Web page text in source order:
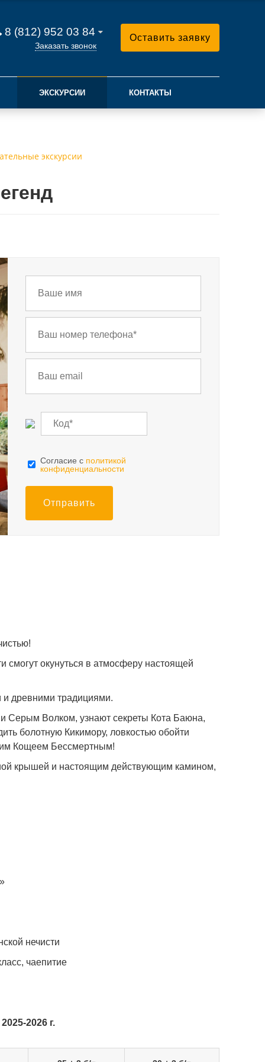
8 (812) 952 03 84
Заказать звонок
Оставить заявку
ЭКСКУРСИИ КОНТАКТЫ
экскурсии
Cогласие с политикой
конфиденциальности
Отправить
смогут окунуться в атмосферу настоящей
древними традициями.
Серым Волком, узнают секреты Кота Баюна,
болотную Кикимору, ловкостью обойти
Кощеем Бессмертным!
крышей и настоящим действующим камином,
нечисти
чаепитие
2026 г.